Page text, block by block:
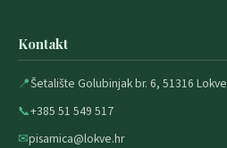
Kontakt
📍Šetalište Golubinjak br. 6, 51316 Lokve
📞+385 51 549 517
✉pisarnica@lokve.hr